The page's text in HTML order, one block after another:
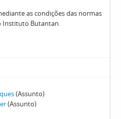
as condições das normas
Instituto Butantan.
(Assunto)
(Assunto)